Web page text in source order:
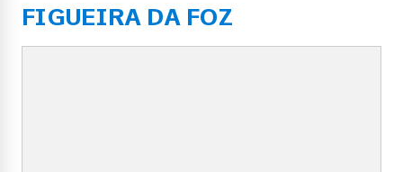
FIGUEIRA DA FOZ